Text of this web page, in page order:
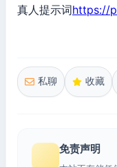
真人提示词https://
私聊 收藏
免责声明